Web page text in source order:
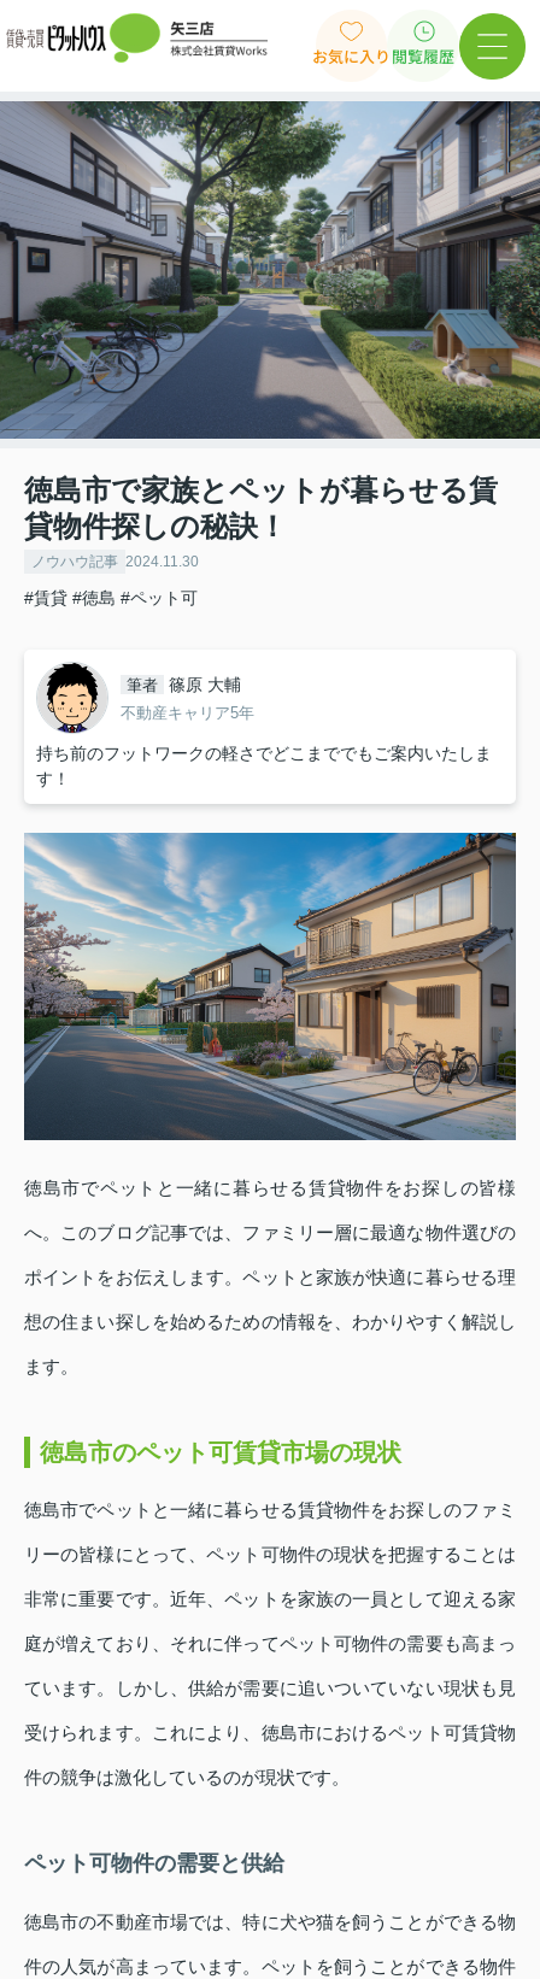
お気に入り 閲覧履歴
徳島市で家族とペットが暮らせる賃
貸物件探しの秘訣！
ノウハウ記事 2024.11.30
#賃貸 #徳島 #ペット可
筆者 篠原 大輔
不動産キャリア5年
持ち前のフットワークの軽さでどこまででもご案内いたしま
す！
徳島市でペットと一緒に暮らせる賃貸物件をお探しの皆様
へ。このブログ記事では、ファミリー層に最適な物件選びの
ポイントをお伝えします。ペットと家族が快適に暮らせる理
想の住まい探しを始めるための情報を、わかりやすく解説し
ます。
徳島市のペット可賃貸市場の現状
徳島市でペットと一緒に暮らせる賃貸物件をお探しのファミ
リーの皆様にとって、ペット可物件の現状を把握することは
非常に重要です。近年、ペットを家族の一員として迎える家
庭が増えており、それに伴ってペット可物件の需要も高まっ
ています。しかし、供給が需要に追いついていない現状も見
受けられます。これにより、徳島市におけるペット可賃貸物
件の競争は激化しているのが現状です。
ペット可物件の需要と供給
徳島市の不動産市場では、特に犬や猫を飼うことができる物
件の人気が高まっています。ペットを飼うことができる物件